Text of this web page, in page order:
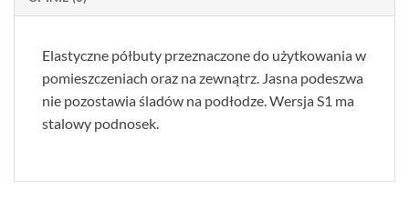
Elastyczne półbuty przeznaczone do użytkowania w
pomieszczeniach oraz na zewnątrz. Jasna podeszwa
nie pozostawia śladów na podłodze. Wersja S1 ma
stalowy podnosek.